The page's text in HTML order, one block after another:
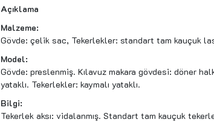
Açıklama
Malzeme:
Gövde: çelik sac, Tekerlekler: standart tam kauçuk
Model:
Gövde: preslenmiş. Kılavuz makara gövdesi: döner
yataklı. Tekerlekler: kaymalı yataklı.
Bilgi:
Tekerlek aksı: vidalanmış. Standart tam kauçuk